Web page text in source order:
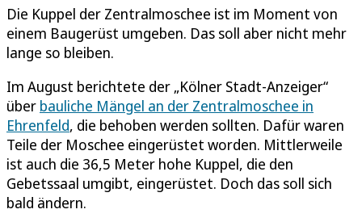
Die Kuppel der Zentralmoschee ist im Moment von
einem Baugerüst umgeben. Das soll aber nicht mehr
lange so bleiben.
Im August berichtete der „Kölner Stadt-Anzeiger“
über bauliche Mängel an der Zentralmoschee in
Ehrenfeld, die behoben werden sollten. Dafür waren
Teile der Moschee eingerüstet worden. Mittlerweile
ist auch die 36,5 Meter hohe Kuppel, die den
Gebetssaal umgibt, eingerüstet. Doch das soll sich
bald ändern.